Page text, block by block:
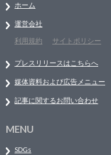
ホーム
運営会社
利用規約
サイトポリシー
プレスリリースはこちらへ
媒体資料および広告メニュー
記事に関するお問い合わせ
MENU
SDGs